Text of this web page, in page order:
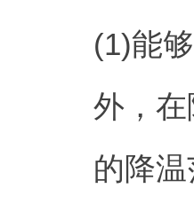
(1)能
外，
的降